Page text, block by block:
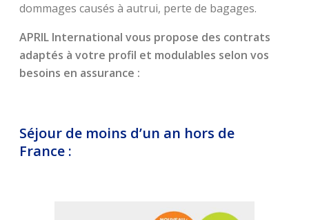
dommages causés à autrui, perte de bagages.
APRIL International vous propose des contrats
adaptés à votre profil et modulables selon vos
besoins en assurance :
Séjour de moins d’un an hors de
France :